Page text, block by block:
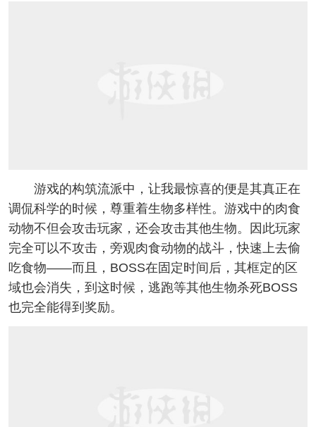
游戏的构筑流派中，让我最惊喜的便是其真正在
调侃科学的时候，尊重着生物多样性。游戏中的肉食
动物不但会攻击玩家，还会攻击其他生物。因此玩家
完全可以不攻击，旁观肉食动物的战斗，快速上去偷
吃食物——而且，BOSS在固定时间后，其框定的区
域也会消失，到这时候，逃跑等其他生物杀死BOSS
也完全能得到奖励。